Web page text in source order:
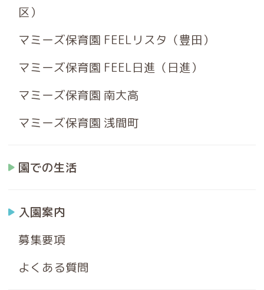
区）
マミーズ保育園 FEELリスタ（豊田）
マミーズ保育園 FEEL日進（日進）
マミーズ保育園 南大高
マミーズ保育園 浅間町
園での生活
入園案内
募集要項
よくある質問